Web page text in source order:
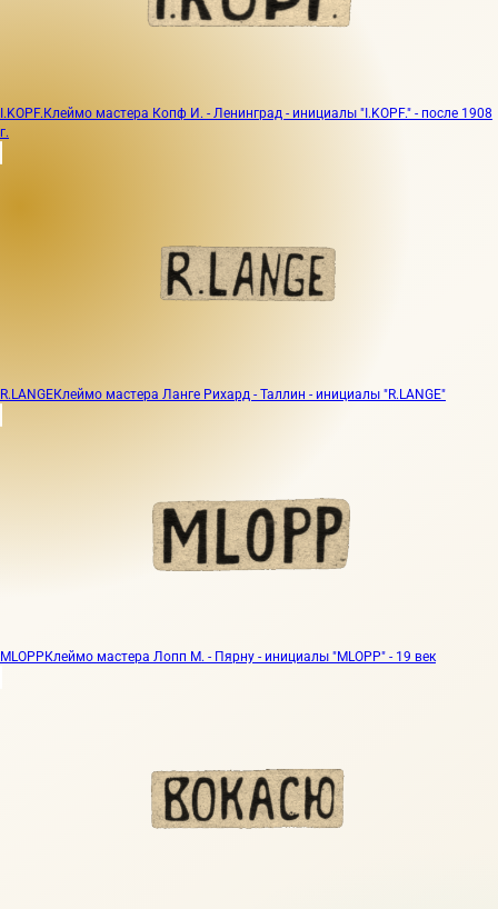
I.KOPF.Клеймо мастера Копф И. - Ленинград - инициалы "I.KOPF." - после 1908
г.
R.LANGEКлеймо мастера Ланге Рихард - Таллин - инициалы "R.LANGE"
MLOPPКлеймо мастера Лопп М. - Пярну - инициалы "MLOPP" - 19 век